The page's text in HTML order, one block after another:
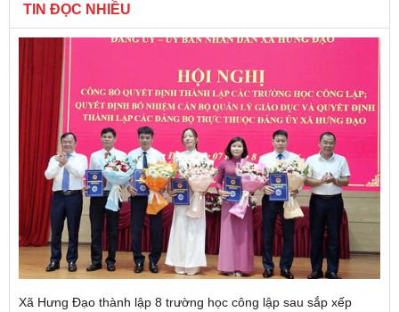
TIN ĐỌC NHIỀU
Xã Hưng Đạo thành lập 8 trường học công lập sau sắp xếp